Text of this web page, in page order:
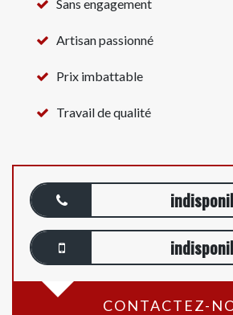
Sans engagement
Artisan passionné
Prix imbattable
Travail de qualité
CONTACTEZ-